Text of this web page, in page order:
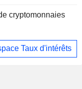
cryptomonnaies
Taux d'intérêts